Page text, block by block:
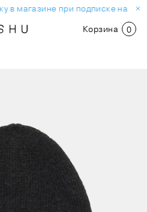
в магазине при подписке на
Корзина 0